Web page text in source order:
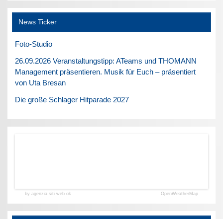
News Ticker
Foto-Studio
26.09.2026 Veranstaltungstipp: ATeams und THOMANN
Management präsentieren. Musik für Euch – präsentiert
von Uta Bresan
Die große Schlager Hitparade 2027
by agenzia siti web ok OpenWeatherMap